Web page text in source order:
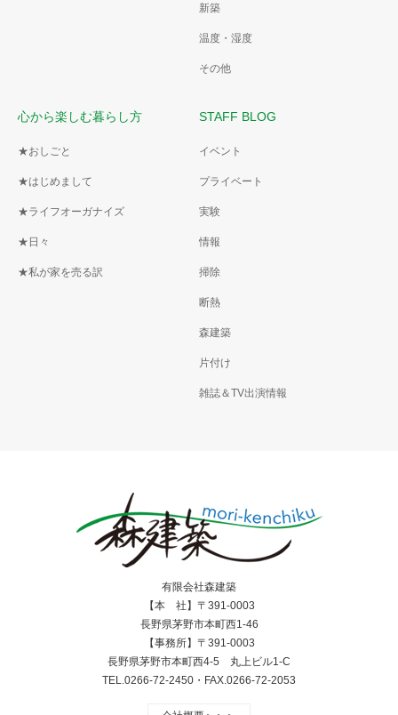
新築
温度・湿度
その他
心から楽しむ暮らし方
★おしごと
★はじめまして
★ライフオーガナイズ
★日々
★私が家を売る訳
STAFF BLOG
イベント
プライベート
実験
情報
掃除
断熱
森建築
片付け
雑誌＆TV出演情報
有限会社森建築
【本 社】〒391-0003
長野県茅野市本町西1-46
【事務所】〒391-0003
長野県茅野市本町西4-5 丸上ビル1-C
TEL.0266-72-2450・FAX.0266-72-2053